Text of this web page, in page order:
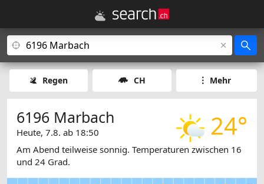
Regen CH Mehr
24°
6196 Marbach
Heute, 7.8. ab 18:50
Am Abend teilweise sonnig. Temperaturen zwischen 16
und 24 Grad.